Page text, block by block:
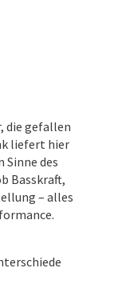
die gefallen
liefert hier
des
Basskraft,
– alles